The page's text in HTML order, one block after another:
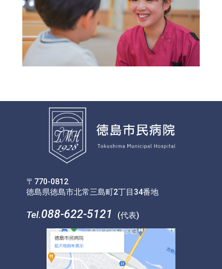
〒770-0812
徳島県徳島市北常三島町2丁目34番地
Tel.088-622-5121 (代表)